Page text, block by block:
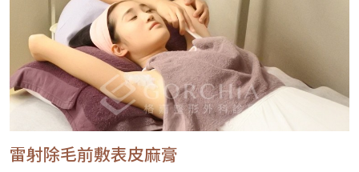
雷射除毛前敷表皮麻膏